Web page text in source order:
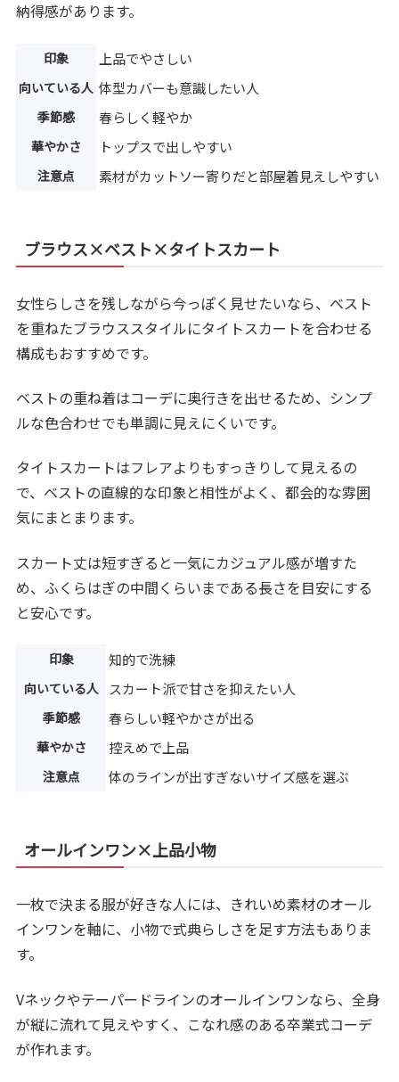
納得感があります。
印象 上品でやさしい
向いている人 体型カバーも意識したい人
季節感 春らしく軽やか
華やかさ トップスで出しやすい
注意点 素材がカットソー寄りだと部屋着見えしやすい
ブラウス×ベスト×タイトスカート
女性らしさを残しながら今っぽく見せたいなら、ベスト
を重ねたブラウススタイルにタイトスカートを合わせる
構成もおすすめです。
ベストの重ね着はコーデに奥行きを出せるため、シンプ
ルな色合わせでも単調に見えにくいです。
タイトスカートはフレアよりもすっきりして見えるの
で、ベストの直線的な印象と相性がよく、都会的な雰囲
気にまとまります。
スカート丈は短すぎると一気にカジュアル感が増すた
め、ふくらはぎの中間くらいまである長さを目安にする
と安心です。
印象 知的で洗練
向いている人 スカート派で甘さを抑えたい人
季節感 春らしい軽やかさが出る
華やかさ 控えめで上品
注意点 体のラインが出すぎないサイズ感を選ぶ
オールインワン×上品小物
一枚で決まる服が好きな人には、きれいめ素材のオール
インワンを軸に、小物で式典らしさを足す方法もありま
す。
Vネックやテーパードラインのオールインワンなら、全身
が縦に流れて見えやすく、こなれ感のある卒業式コーデ
が作れます。